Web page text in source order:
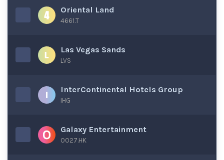
Oriental Land
4661.T
Las Vegas Sands
LVS
InterContinental Hotels Group
IHG
Galaxy Entertainment
0027.HK